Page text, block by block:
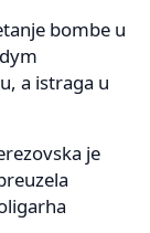
bombe u
a istraga u
je